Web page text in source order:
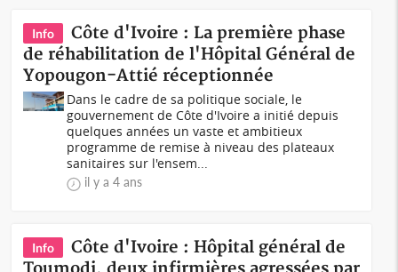
Info
Côte d'Ivoire : La première phase
de réhabilitation de l'Hôpital Général de
Yopougon-Attié réceptionnée
Dans le cadre de sa politique sociale, le
gouvernement de Côte d'Ivoire a initié depuis
quelques années un vaste et ambitieux
programme de remise à niveau des plateaux
sanitaires sur l'ensem...
il y a 4 ans
Info
Côte d'Ivoire : Hôpital général de